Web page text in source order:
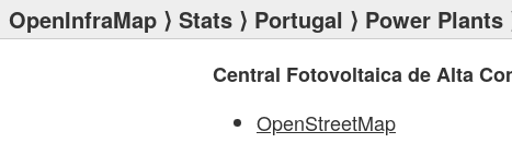
OpenInfraMap ⟩ Stats ⟩ Portugal ⟩ Power Plants
Central Fotovoltaica de Alta
OpenStreetMap